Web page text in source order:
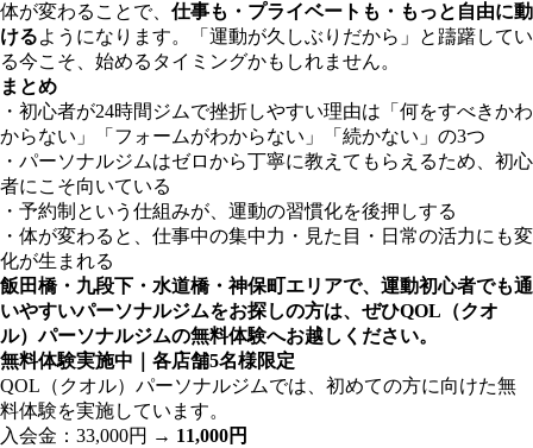
体が変わることで、 仕事も・プライベートも・もっと自由に動
けるようになります。「運動が久しぶりだから」と躊躇してい
る今こそ、始めるタイミングかもしれません。
まとめ
・初心者が24時間ジムで挫折しやすい理由は「何をすべきかわ
からない」「フォームがわからない」「続かない」の3つ
・パーソナルジムはゼロから丁寧に教えてもらえるため、初心
者にこそ向いている
・予約制という仕組みが、運動の習慣化を後押しする
・体が変わると、仕事中の集中力・見た目・日常の活力にも変
化が生まれる
飯田橋・九段下・水道橋・神保町エリアで、運動初心者でも通
いやすいパーソナルジムをお探しの方は、ぜひQOL（クオ
ル）パーソナルジムの無料体験へお越しください。
無料体験実施中｜各店舗5名様限定
QOL（クオル）パーソナルジムでは、初めての方に向けた無
料体験を実施しています。
入会金：33,000円 → 11,000円